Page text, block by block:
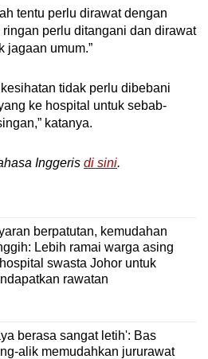
tentu perlu dirawat dengan
perlu ditangani dan dirawat
jagaan umum.”
tidak perlu dibebani
ke hospital untuk sebab-
katanya.
Inggeris di sini.
berpatutan, kemudahan
Lebih ramai warga asing
swasta Johor untuk
rawatan
berasa sangat letih': Bas
alik memudahkan jururawat